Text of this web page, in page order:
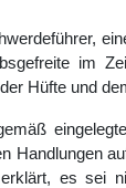
im
Hüfte und
Handlungen
erklärt, es sei